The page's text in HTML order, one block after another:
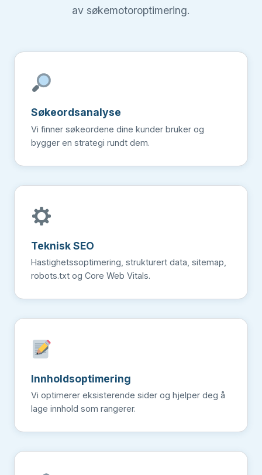
av søkemotoroptimering.
Søkeordsanalyse
Vi finner søkeordene dine kunder bruker og
bygger en strategi rundt dem.
Teknisk SEO
Hastighetssoptimering, strukturert data, sitemap,
robots.txt og Core Web Vitals.
Innholds­optimering
Vi optimerer eksisterende sider og hjelper deg å
lage innhold som rangerer.